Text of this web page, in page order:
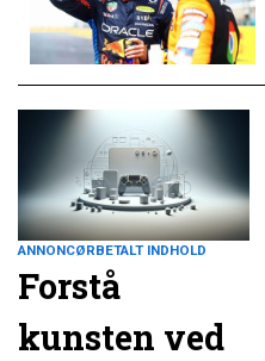
ANNONCØRBETALT INDHOLD
Forstå
kunsten ved